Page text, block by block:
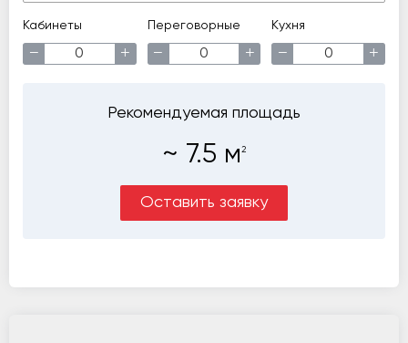
Кабинеты
− +
Переговорные
− +
Кухня
− +
Рекомендуемая площадь
~ 7.5 м 2
Оставить заявку